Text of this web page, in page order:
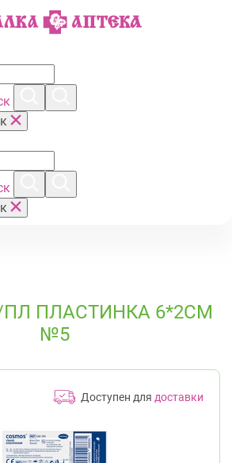
ПЛАСТИНКА 6*2СМ
№5
Доступен для доставки